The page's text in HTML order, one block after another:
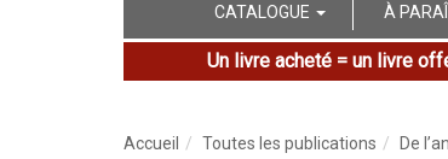
CATALOGUE À
Un livre acheté = un livre
Accueil Toutes les publications De